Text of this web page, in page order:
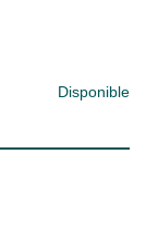
Disponible